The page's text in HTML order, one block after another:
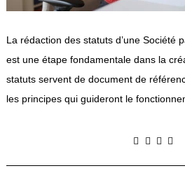
La rédaction des statuts d’une Société
est une étape fondamentale dans la
statuts servent de document de
les principes qui guideront le